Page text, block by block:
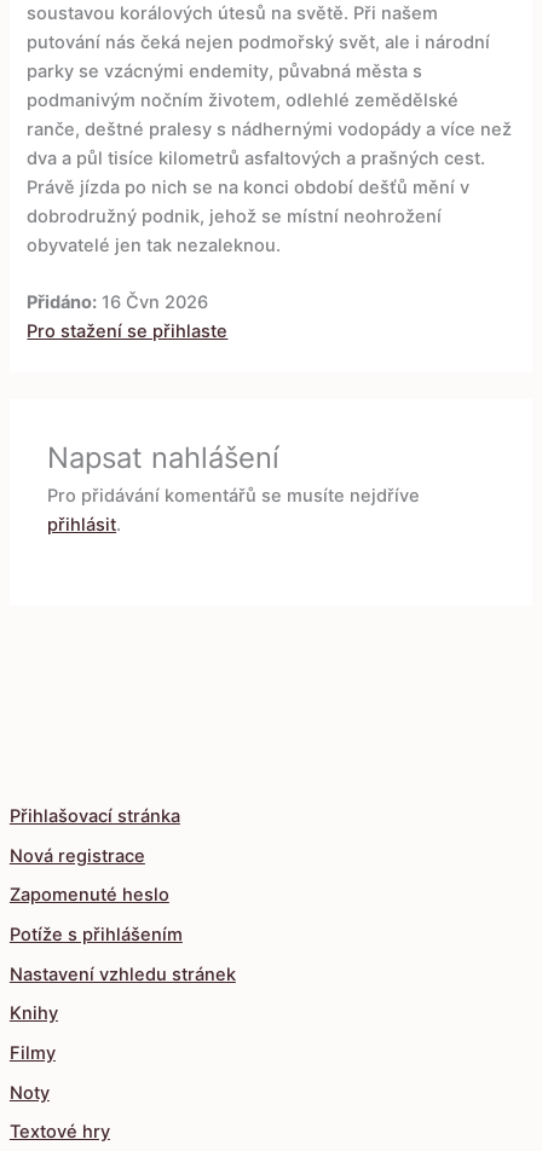
Přihlašovací stránka
Nová registrace
Zapomenuté heslo
Potíže s přihlášením
Nastavení vzhledu stránek
Knihy
Filmy
Noty
Textové hry
soustavou korálových útesů na světě. Při našem
putování nás čeká nejen podmořský svět, ale i národní
parky se vzácnými endemity, půvabná města s
podmanivým nočním životem, odlehlé zemědělské
ranče, deštné pralesy s nádhernými vodopády a více než
dva a půl tisíce kilometrů asfaltových a prašných cest.
Právě jízda po nich se na konci období dešťů mění v
dobrodružný podnik, jehož se místní neohrožení
obyvatelé jen tak nezaleknou.
Přidáno: 16 Čvn 2026
Pro stažení se přihlaste
Napsat nahlášení
Pro přidávání komentářů se musíte nejdříve
přihlásit.